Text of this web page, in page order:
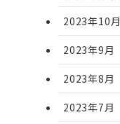
2023年10月
2023年9月
2023年8月
2023年7月